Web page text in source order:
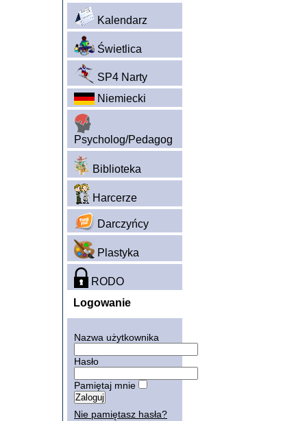
Kalendarz
Świetlica
SP4 Narty
Niemiecki
Psycholog/Pedagog
Biblioteka
Harcerze
Darczyńcy
Plastyka
RODO
Logowanie
Nazwa użytkownika
Hasło
Pamiętaj mnie
Nie pamiętasz hasła?